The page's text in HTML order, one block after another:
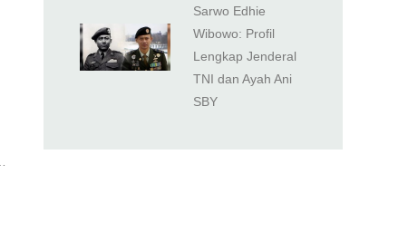
Sarwo Edhie
Wibowo: Profil
Lengkap Jenderal
TNI dan Ayah Ani
SBY